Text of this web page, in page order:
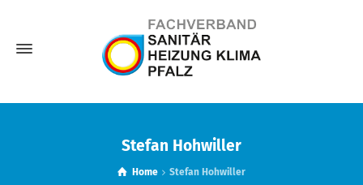
Stefan Hohwiller
Home Stefan Hohwiller